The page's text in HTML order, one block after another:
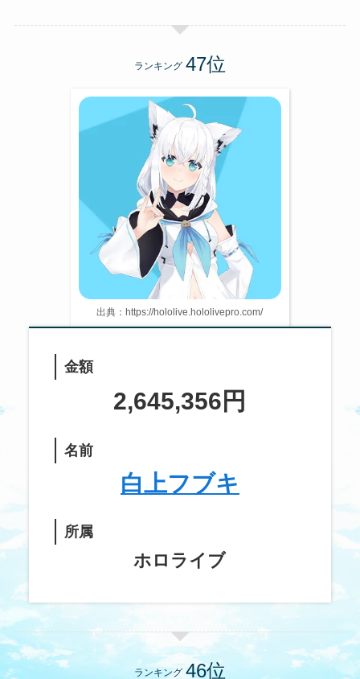
ランキング
出典：https://hololive.hololivepro.com/
金額
2,645,356円
名前
白上フブキ
所属
ホロライブ
ランキング